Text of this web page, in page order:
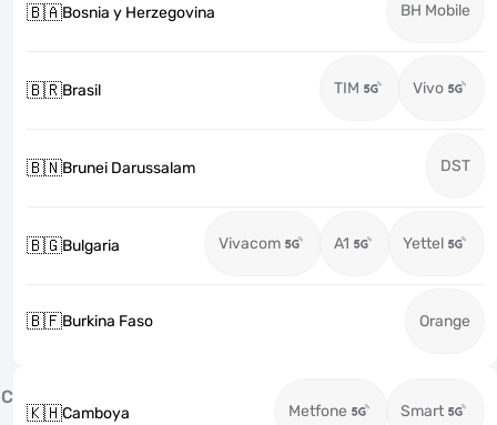
🇧🇦Bosnia y Herzegovina BH Mobile
🇧🇷Brasil TIM Vivo
🇧🇳Brunei Darussalam DST
🇧🇬Bulgaria Vivacom A1 Yettel
🇧🇫Burkina Faso Orange
C
🇰🇭Camboya Metfone Smart